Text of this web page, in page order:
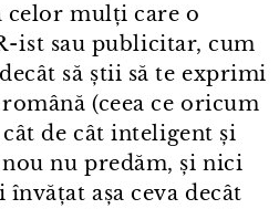
celor mulți care o
⁠ist sau publicitar, cum
să știi să te exprimi
(ceea ce oricum
de cât inteligent și
nu predăm, și nici
așa ceva decât